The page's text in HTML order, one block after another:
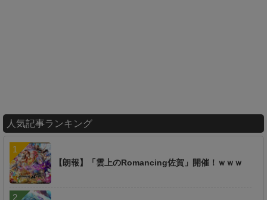
人気記事ランキング
【朗報】「雲上のRomancing佐賀」開催！ｗｗｗ